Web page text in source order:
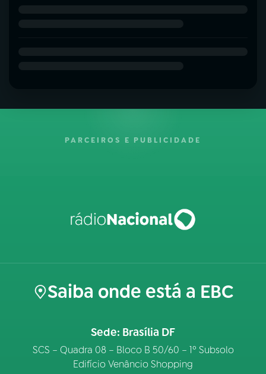
PARCEIROS E PUBLICIDADE
Saiba onde está a EBC
Sede: Brasília DF
SCS – Quadra 08 – Bloco B 50/60 – 1º Subsolo
Edifício Venâncio Shopping